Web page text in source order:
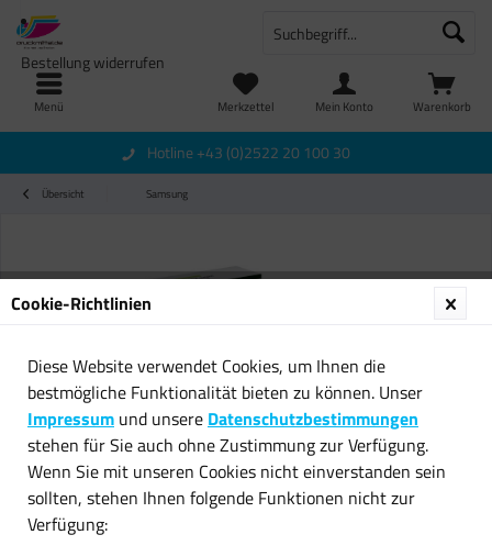
Menü Warenkorb
Merkzettel
Bestellung widerrufen
Mein Konto
Hotline +43 (0)2522 20 100 30
Übersicht Samsung
Cookie-Richtlinien
Diese Website verwendet Cookies, um Ihnen die
bestmögliche Funktionalität bieten zu können. Unser
Impressum und unsere Datenschutzbestimmungen
stehen für Sie auch ohne Zustimmung zur Verfügung.
Wenn Sie mit unseren Cookies nicht einverstanden sein
sollten, stehen Ihnen folgende Funktionen nicht zur
Verfügung: